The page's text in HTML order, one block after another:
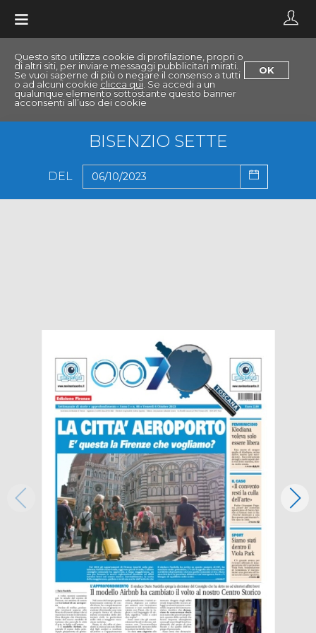
Questo sito utilizza cookie di profilazione, propri o
di altri siti, per inviare messaggi pubblicitari mirati.
Se vuoi saperne di più o negare il consenso a tutti
o ad alcuni cookie clicca qui . Se accedi a un
qualunque elemento sottostante questo banner
acconsenti all’uso dei cookie
OK
BISENZIO SETTE
DEL
Toggle